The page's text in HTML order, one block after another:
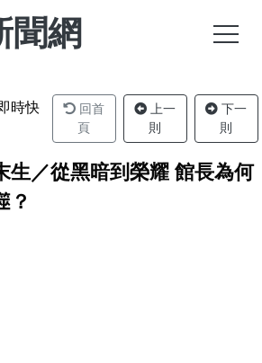
聞網
時快
回首
頁
上一
則
下一
則
生／從黑暗到榮耀 館長為何
？